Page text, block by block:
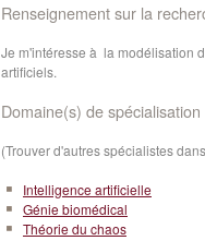
Renseignement sur la
Je m'intéresse à la modélisation
artificiels.
Domaine(s) de spécialisation
(Trouver d'autres spécialistes
Intelligence artificielle
Génie biomédical
Théorie du chaos